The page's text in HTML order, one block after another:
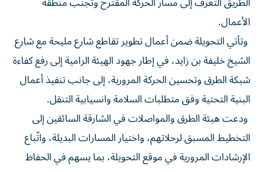
الأعمال.
وتأتي التحويلة ضمن أعمال تطوير تقاطع شارع مليحة مع شارع
الشيخ خليفة بن زايد، في إطار جهود الهيئة الرامية إلى رفع كفاءة
شبكة الطرق وتحسين الحركة المرورية، إلى جانب تنفيذ أعمال
البنية التحتية وفق متطلبات السلامة وانسيابية التنقل.
ودعت هيئة الطرق والمواصلات في الشارقة السائقين إلى
التخطيط المسبق لرحلاتهم، واختيار المسارات البديلة، واتّباع
الإرشادات المرورية في موقع التحويلة، بما يسهم في الحفاظ